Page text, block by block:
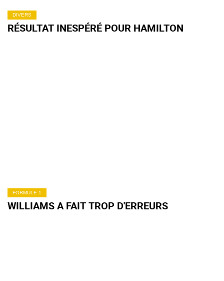
DIVERS
RÉSULTAT INESPÉRÉ POUR HAMILTON
FORMULE 1
WILLIAMS A FAIT TROP D'ERREURS